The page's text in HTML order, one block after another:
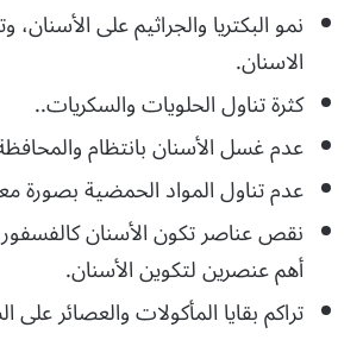
نمو البكتريا والجراثيم على الأسنان،
الاسنان.
كثرة تناول الحلويات والسكريات..
عدم غسل الأسنان بانتظام
عدم تناول المواد الحمضية بصورة
نقص عناصر تكون الأسنان كالفسفور
أهم عنصرين لتكوين الأسنان.
تراكم بقايا المأكولات والعصائر على